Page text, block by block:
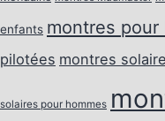
enfants montres pour
pilotées montres
solaires pour hommes